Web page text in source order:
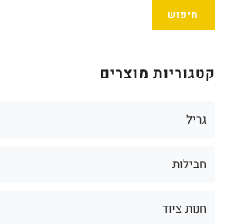
חיפוש
קטגוריות מוצרים
גריל
חבילות
חנות ציוד